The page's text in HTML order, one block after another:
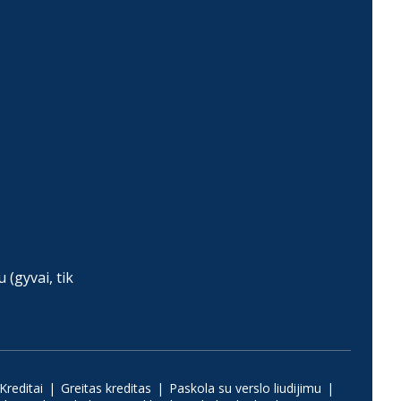
(gyvai, tik
Kreditai Greitas kreditas
Paskola su verslo liudijimu